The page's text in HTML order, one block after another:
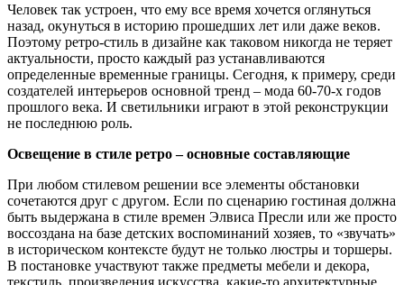
Человек так устроен, что ему все время хочется оглянуться
назад, окунуться в историю прошедших лет или даже веков.
Поэтому ретро-стиль в дизайне как таковом никогда не теряет
актуальности, просто каждый раз устанавливаются
определенные временные границы. Сегодня, к примеру, среди
создателей интерьеров основной тренд – мода 60-70-х годов
прошлого века. И светильники играют в этой реконструкции
не последнюю роль.
Освещение в стиле ретро – основные составляющие
При любом стилевом решении все элементы обстановки
сочетаются друг с другом. Если по сценарию гостиная должна
быть выдержана в стиле времен Элвиса Пресли или же просто
воссоздана на базе детских воспоминаний хозяев, то «звучать»
в историческом контексте будут не только люстры и торшеры.
В постановке участвуют также предметы мебели и декора,
текстиль, произведения искусства, какие-то архитектурные